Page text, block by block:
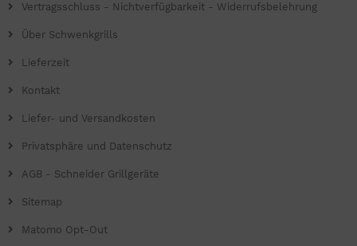
Vertragsschluss - Nichtverfügbarkeit - Widerrufsbelehrung
Über Schwenkgrills
Lieferzeit
Kontakt
Liefer- und Versandkosten
Privatsphäre und Datenschutz
AGB - Schneider Grillgeräte
Sitemap
Matomo Opt-Out